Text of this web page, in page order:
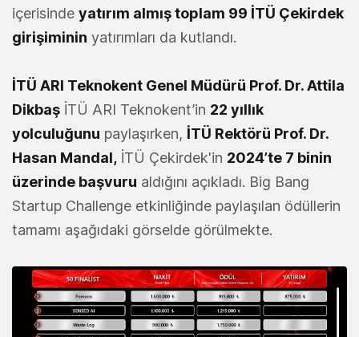
içerisinde yatırım almış toplam 99 İTÜ Çekirdek
girişiminin yatırımları da kutlandı.
İTÜ ARI Teknokent Genel Müdürü Prof. Dr. Attila
Dikbaş İTÜ ARI Teknokent’in 22 yıllık
yolculuğunu paylaşırken, İTÜ Rektörü Prof. Dr.
Hasan Mandal, İTÜ Çekirdek'in 2024’te 7 binin
üzerinde başvuru aldığını açıkladı. Big Bang
Startup Challenge etkinliğinde paylaşılan ödüllerin
tamamı aşağıdaki görselde görülmekte.